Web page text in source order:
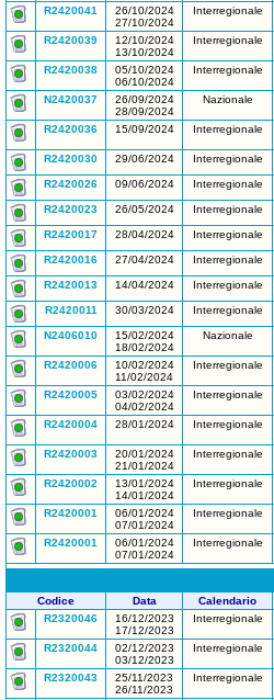
R2420041
26/10/2024
27/10/2024
Interregionale
R2420039
12/10/2024
13/10/2024
Interregionale
R2420038
05/10/2024
06/10/2024
Interregionale
N2420037
26/09/2024
28/09/2024
Nazionale
R2420036
15/09/2024 Interregionale
R2420030
29/06/2024 Interregionale
R2420026 09/06/2024 Interregionale
R2420023 26/05/2024 Interregionale
R2420017 28/04/2024 Interregionale
R2420016 27/04/2024 Interregionale
R2420013 14/04/2024 Interregionale
R2420011 30/03/2024 Interregionale
N2406010
15/02/2024
18/02/2024
Nazionale
R2420006
10/02/2024
11/02/2024
Interregionale
R2420005
03/02/2024
04/02/2024
Interregionale
R2420004
28/01/2024 Interregionale
R2420003
20/01/2024
21/01/2024
Interregionale
R2420002
13/01/2024
14/01/2024
Interregionale
R2420001
06/01/2024
07/01/2024
Interregionale
R2420001
06/01/2024
07/01/2024
Interregionale
Codice Data Calendario
R2320046
16/12/2023
17/12/2023
Interregionale
R2320044
02/12/2023
03/12/2023
Interregionale
R2320043
25/11/2023
26/11/2023
Interregionale